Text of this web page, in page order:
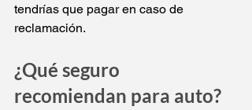
tendrías que pagar en caso de
reclamación.
¿Qué seguro
recomiendan para auto?